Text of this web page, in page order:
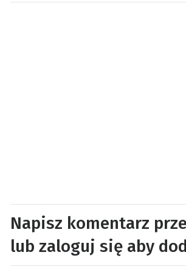
Napisz komentarz
lub zaloguj się aby